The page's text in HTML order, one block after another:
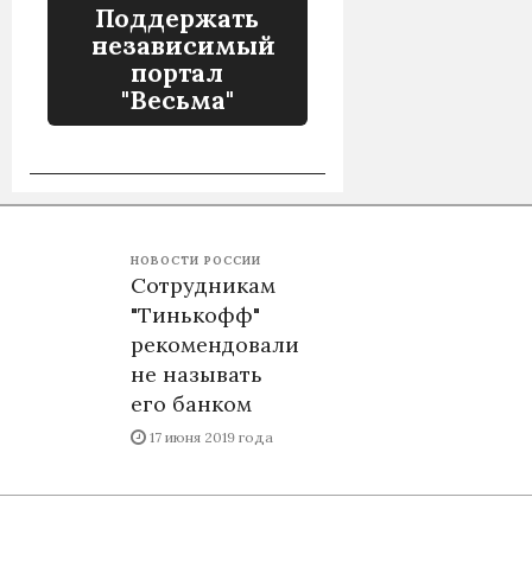
Поддержать
независимый
портал
"Весьма"
НОВОСТИ РОССИИ
Сотрудникам
"Тинькофф"
рекомендовали
не называть
его банком
17 июня 2019 года